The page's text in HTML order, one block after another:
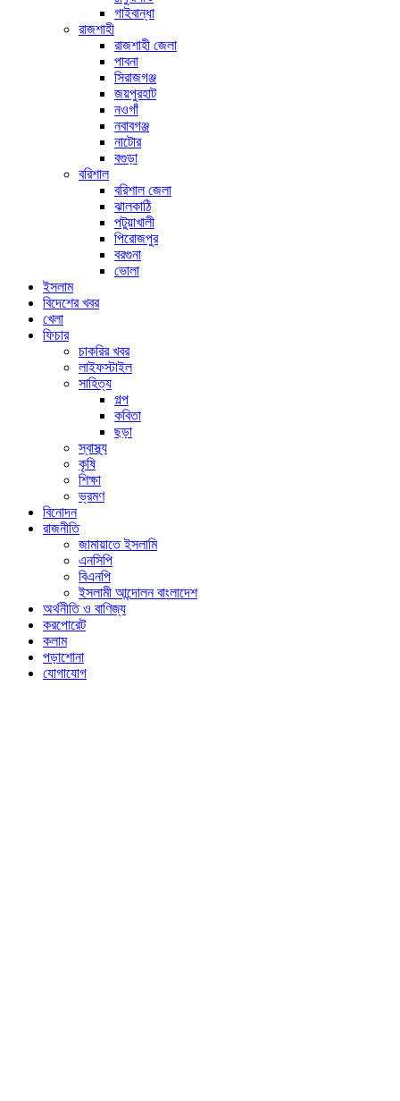
গাইবান্ধা
রাজশাহী
রাজশাহী জেলা
পাবনা
সিরাজগঞ্জ
জয়পুরহাট
নওগাঁ
নবাবগঞ্জ
নাটোর
বগুড়া
বরিশাল
বরিশাল জেলা
ঝালকাঠি
পটুয়াখালী
পিরোজপুর
বরগুনা
ভোলা
ইসলাম
বিদেশের খবর
খেলা
ফিচার
চাকরির খবর
লাইফস্টাইল
সাহিত্য
গল্প
কবিতা
ছড়া
স্বাস্থ্য
কৃষি
শিক্ষা
ভ্রমণ
বিনোদন
রাজনীতি
জামায়াতে ইসলামি
এনসিপি
বিএনপি
ইসলামী আন্দোলন বাংলাদেশ
অর্থনীতি ও বাণিজ্য
করপোরেট
কলাম
পড়াশোনা
যোগাযোগ